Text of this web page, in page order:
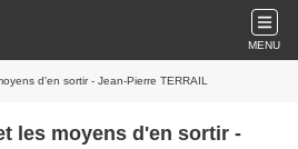
MENU
d'en sortir - Jean-Pierre TERRAIL
les moyens d'en sortir -